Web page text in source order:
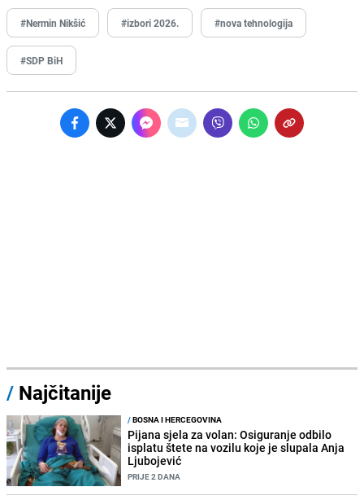
#Nermin Nikšić #izbori 2026. #nova tehnologija
#SDP BiH
/ Najčitanije
/BOSNA I HERCEGOVINA
Pijana sjela za volan: Osiguranje odbilo
isplatu štete na vozilu koje je slupala Anja
Ljubojević
PRIJE 2 DANA